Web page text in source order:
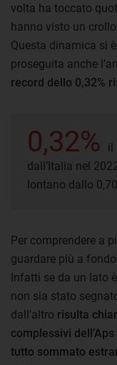
volta ha toccato
hanno visto un
Questa dinamica si
proseguita anche
record dello 0,32%
0,32%
il
dall’Italia nel
lontano dallo
Per comprendere a
guardare più a
Infatti se da un lato
non sia stato
dall’altro risulta
complessivi
tutto sommato